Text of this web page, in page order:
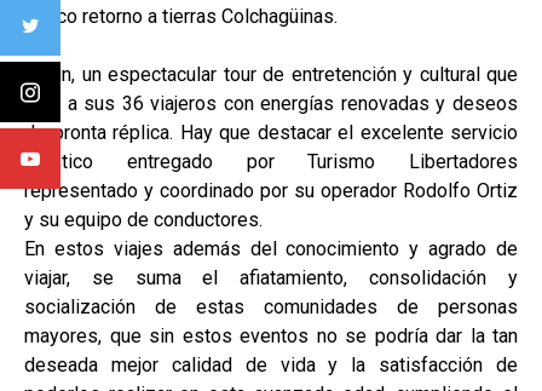
franco retorno a tierras Colchagüinas.
En fin, un espectacular tour de entretención y cultural que
dejó a sus 36 viajeros con energías renovadas y deseos
de pronta réplica. Hay que destacar el excelente servicio
turístico entregado por Turismo Libertadores
representado y coordinado por su operador Rodolfo Ortiz
y su equipo de conductores.
En estos viajes además del conocimiento y agrado de
viajar, se suma el afiatamiento, consolidación y
socialización de estas comunidades de personas
mayores, que sin estos eventos no se podría dar la tan
deseada mejor calidad de vida y la satisfacción de